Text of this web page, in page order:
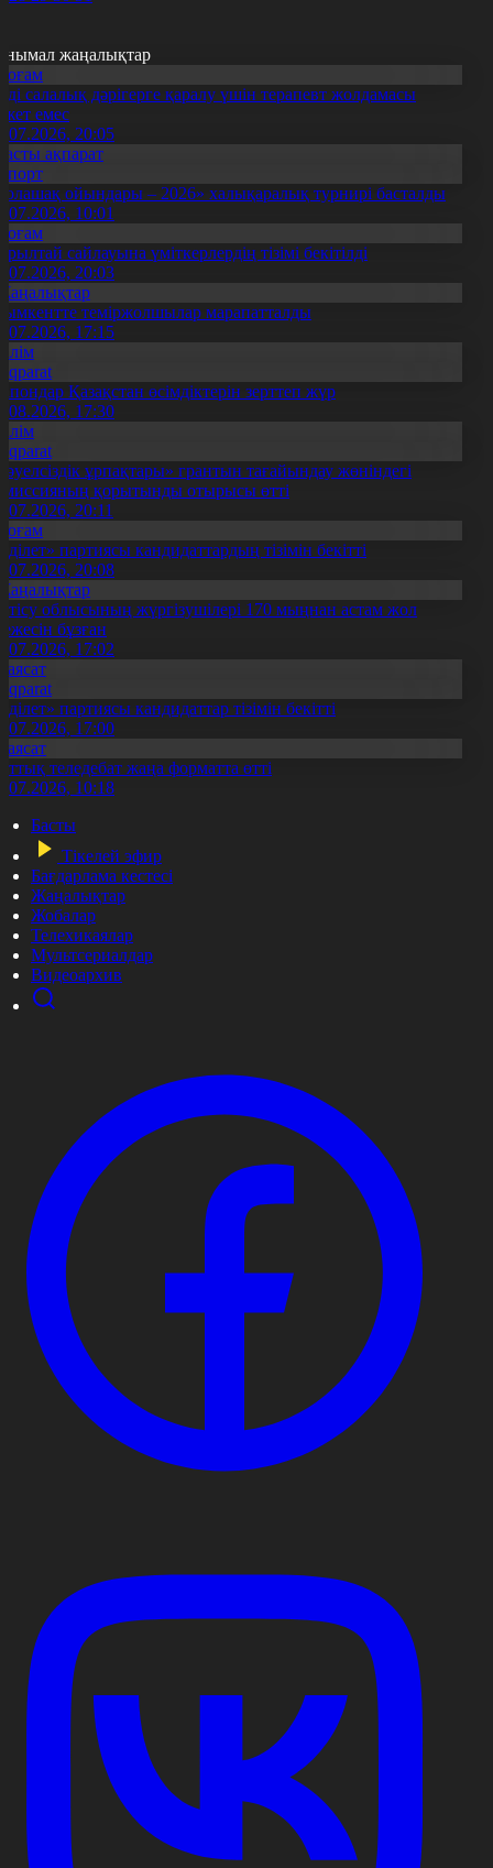
жаңалықтар
салалық дәрігерге қаралу үшін терапевт жолдамасы
емес
20:05
ақпарат
ойындары – 2026» халықаралық турнирі басталды
10:01
сайлауына үміткерлердің тізімі бекітілді
20:03
теміржолшылар марапатталды
17:15
Қазақстан өсімдіктерін зерттеп жүр
17:30
ұрпақтары» грантын тағайындау жөніндегі
қорытынды отырысы өтті
20:11
партиясы кандидаттардың тізімін бекітті
20:08
облысының жүргізушілері 170 мыңнан астам жол
бұзған
17:02
партиясы кандидаттар тізімін бекітті
17:00
теледебат жаңа форматта өтті
10:18
Басты
Тікелей эфир
Бағдарлама кестесі
Жаңалықтар
Жобалар
Телехикаялар
Мультсериалдар
Видеоархив